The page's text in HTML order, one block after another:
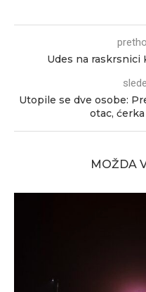
Udes na raskrsnici
Utopile se dve osobe:
otac,
MOŽDA